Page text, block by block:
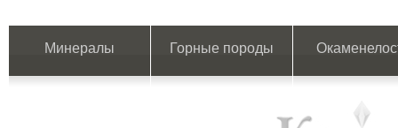
Минералы Горные породы